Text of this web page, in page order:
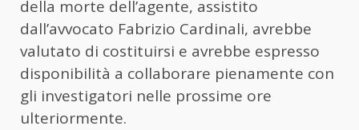
della morte dell’agente, assistito
dall’avvocato Fabrizio Cardinali, avrebbe
valutato di costituirsi e avrebbe espresso
disponibilità a collaborare pienamente con
gli investigatori nelle prossime ore
ulteriormente.